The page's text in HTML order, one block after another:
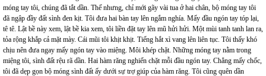
móng tay tôi, chúng đã tắt dần. Thế nhưng, chỉ mới gãy vài tua ở hai chân, bộ móng tay tôi
đã ngập đầy đất sình đen kịt. Tôi đưa hai bàn tay lên ngắm nghía. Mấy đầu ngón tay tóp lại,
tê tê. Lật bề này xem, lật bề kia xem, tôi liền đặt tay lên mũ hửi hửi. Một mùi tanh tanh lan ra,
tỏa rộng khắp cả mặt mày. Cái mũi tôi khịt khịt. Tiếng hắt xì vang lên liên tục. Tôi thấy khó
chịu nên đưa ngay mấy ngón tay vào miệng. Môi khép chặt. Những móng tay nằm trong
miệng tôi, sình đất rệu rã dần. Hai hàm răng nghiến chặt mỗi đầu ngón tay. Chẳng mấy chốc,
tôi đã dẹp gọn bộ móng sình đất ấy dưới sự trợ giúp của hàm răng. Tôi cũng quên dần